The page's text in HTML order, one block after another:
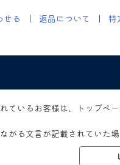
せる 返品について 特
ているお客様は、トップペ
がる文言が記載されていた